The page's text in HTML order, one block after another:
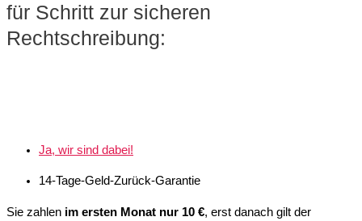
für Schritt zur sicheren
Rechtschreibung:
Ja, wir sind dabei!
14-Tage-Geld-Zurück-Garantie
Sie zahlen im ersten Monat nur 10 €, erst danach gilt der